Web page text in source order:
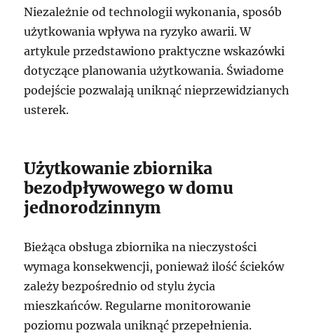
Niezależnie od technologii wykonania, sposób
użytkowania wpływa na ryzyko awarii. W
artykule przedstawiono praktyczne wskazówki
dotyczące planowania użytkowania. Świadome
podejście pozwalają uniknąć nieprzewidzianych
usterek.
Użytkowanie zbiornika
bezodpływowego w domu
jednorodzinnym
Bieżąca obsługa zbiornika na nieczystości
wymaga konsekwencji, ponieważ ilość ścieków
zależy bezpośrednio od stylu życia
mieszkańców. Regularne monitorowanie
poziomu pozwala uniknąć przepełnienia.